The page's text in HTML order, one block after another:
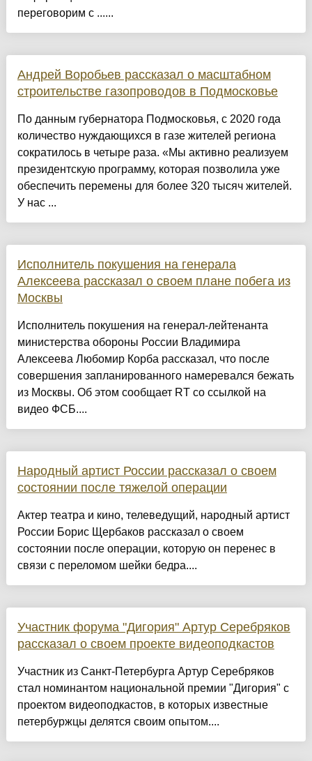
переговорим с ......
Андрей Воробьев рассказал о масштабном
строительстве газопроводов в Подмосковье
По данным губернатора Подмосковья, с 2020 года
количество нуждающихся в газе жителей региона
сократилось в четыре раза. «Мы активно реализуем
президентскую программу, которая позволила уже
обеспечить перемены для более 320 тысяч жителей.
У нас ...
Исполнитель покушения на генерала
Алексеева рассказал о своем плане побега из
Москвы
Исполнитель покушения на генерал-лейтенанта
министерства обороны России Владимира
Алексеева Любомир Корба рассказал, что после
совершения запланированного намеревался бежать
из Москвы. Об этом сообщает RT со ссылкой на
видео ФСБ....
Народный артист России рассказал о своем
состоянии после тяжелой операции
Актер театра и кино, телеведущий, народный артист
России Борис Щербаков рассказал о своем
состоянии после операции, которую он перенес в
связи с переломом шейки бедра....
Участник форума "Дигория" Артур Серебряков
рассказал о своем проекте видеоподкастов
Участник из Санкт-Петербурга Артур Серебряков
стал номинантом национальной премии "Дигория" с
проектом видеоподкастов, в которых известные
петербуржцы делятся своим опытом....